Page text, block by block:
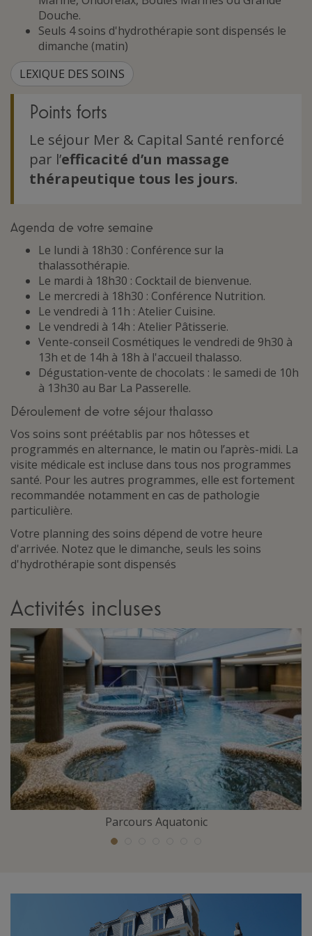
Douche.
Seuls 4 soins d'hydrothérapie sont dispensés le
dimanche (matin)
LEXIQUE DES SOINS
Points forts
Le séjour Mer & Capital Santé renforcé
par l’efficacité d’un massage
thérapeutique tous les jours.
Agenda de votre semaine
Le lundi à 18h30 : Conférence sur la
thalassothérapie.
Le mardi à 18h30 : Cocktail de bienvenue.
Le mercredi à 18h30 : Conférence Nutrition.
Le vendredi à 11h : Atelier Cuisine.
Le vendredi à 14h : Atelier Pâtisserie.
Vente-conseil Cosmétiques le vendredi de 9h30 à
13h et de 14h à 18h à l'accueil thalasso.
Dégustation-vente de chocolats : le samedi de 10h
à 13h30 au Bar La Passerelle.
Déroulement de votre séjour thalasso
Vos soins sont préétablis par nos hôtesses et
programmés en alternance, le matin ou l’après-midi. La
visite médicale est incluse dans tous nos programmes
santé. Pour les autres programmes, elle est fortement
recommandée notamment en cas de pathologie
particulière.
Votre planning des soins dépend de votre heure
d'arrivée. Notez que le dimanche, seuls les soins
d'hydrothérapie sont dispensés
Activités incluses
Parcours Aquatonic